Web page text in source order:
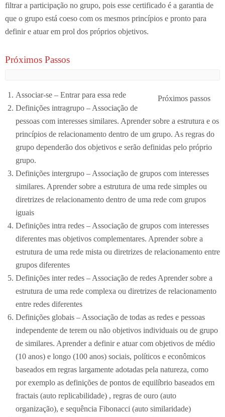
filtrar a participação no grupo, pois esse certificado é a garantia de
que o grupo está coeso com os mesmos princípios e pronto para
definir e atuar em prol dos próprios objetivos.
Próximos Passos
Próximos passos
Associar-se – Entrar para essa rede
Definições intragrupo – Associação de
pessoas com interesses similares. Aprender sobre a estrutura e os
princípios de relacionamento dentro de um grupo. As regras do
grupo dependerão dos objetivos e serão definidas pelo próprio
grupo.
Definições intergrupo – Associação de grupos com interesses
similares. Aprender sobre a estrutura de uma rede simples ou
diretrizes de relacionamento dentro de uma rede com grupos
iguais
Definições intra redes – Associação de grupos com interesses
diferentes mas objetivos complementares. Aprender sobre a
estrutura de uma rede mista ou diretrizes de relacionamento entre
grupos diferentes
Definições inter redes – Associação de redes Aprender sobre a
estrutura de uma rede complexa ou diretrizes de relacionamento
entre redes diferentes
Definições globais – Associação de todas as redes e pessoas
independente de terem ou não objetivos individuais ou de grupo
de similares. Aprender a definir e atuar com objetivos de médio
(10 anos) e longo (100 anos) sociais, políticos e econômicos
baseados em regras largamente adotadas pela natureza, como
por exemplo as definições de pontos de equilíbrio baseados em
fractais (auto replicabilidade) , regras de ouro (auto
organização), e sequência Fibonacci (auto similaridade)